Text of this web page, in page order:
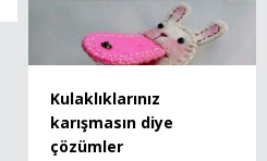
Kulaklıklarınız
karışmasın diye
çözümler